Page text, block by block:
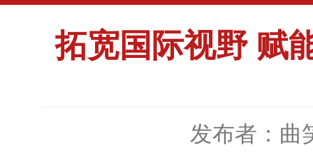
拓宽国际视野 赋
发布者：曲